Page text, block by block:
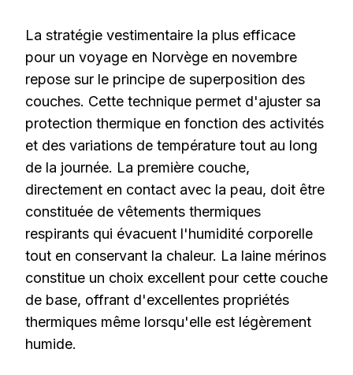
La stratégie vestimentaire la plus efficace
pour un voyage en Norvège en novembre
repose sur le principe de superposition des
couches. Cette technique permet d'ajuster sa
protection thermique en fonction des activités
et des variations de température tout au long
de la journée. La première couche,
directement en contact avec la peau, doit être
constituée de vêtements thermiques
respirants qui évacuent l'humidité corporelle
tout en conservant la chaleur. La laine mérinos
constitue un choix excellent pour cette couche
de base, offrant d'excellentes propriétés
thermiques même lorsqu'elle est légèrement
humide.